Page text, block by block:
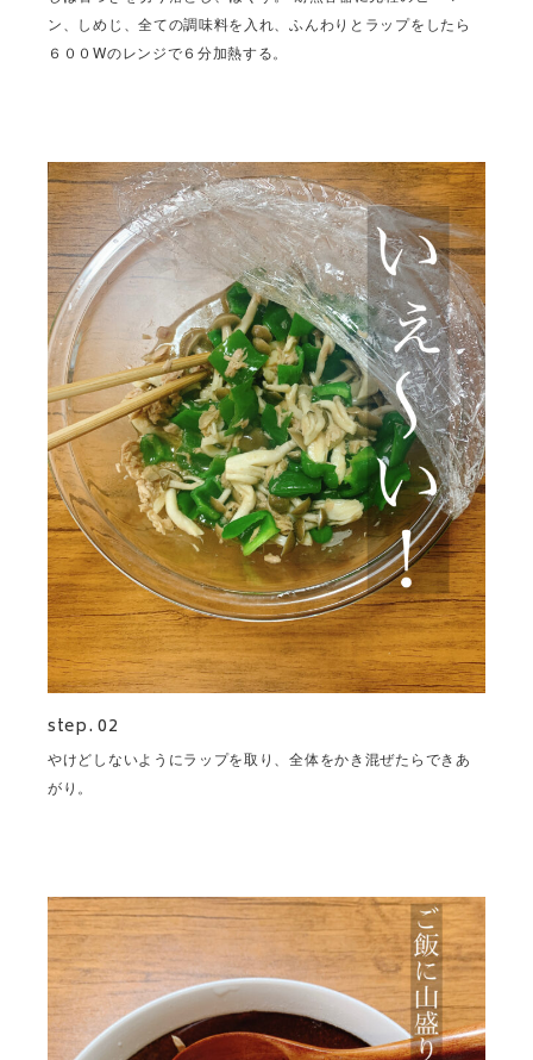
ン、しめじ、全ての調味料を入れ、ふんわりとラップをしたら
６００Wのレンジで６分加熱する。
step. 02
やけどしないようにラップを取り、全体をかき混ぜたらできあ
がり。